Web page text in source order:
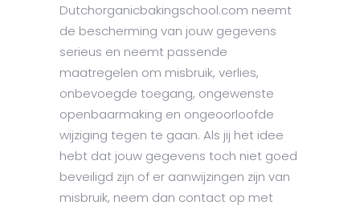
Dutchorganicbakingschool.com neemt
de bescherming van jouw gegevens
serieus en neemt passende
maatregelen om misbruik, verlies,
onbevoegde toegang, ongewenste
openbaarmaking en ongeoorloofde
wijziging tegen te gaan. Als jij het idee
hebt dat jouw gegevens toch niet goed
beveiligd zijn of er aanwijzingen zijn van
misbruik, neem dan contact op met